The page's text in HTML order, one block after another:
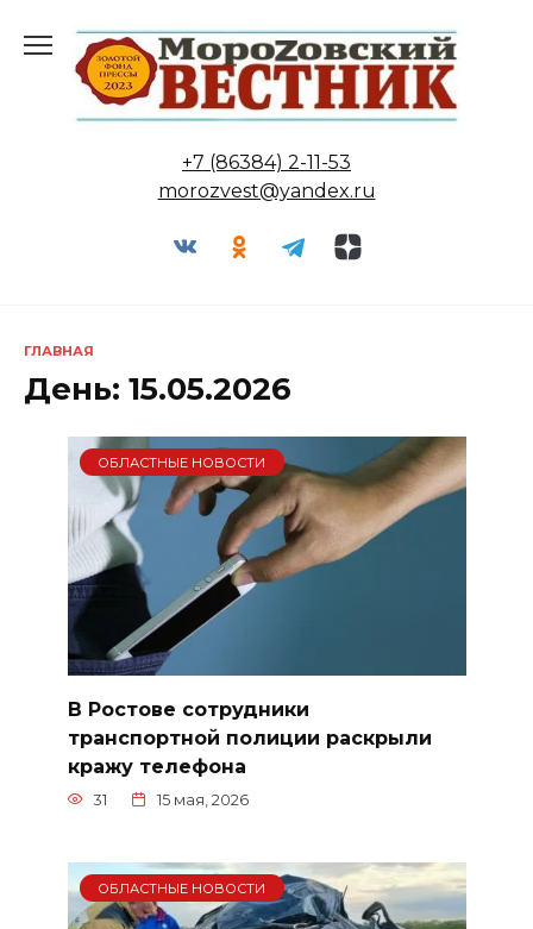
содержанию
+7 (86384) 2-11-53
morozvest@yandex.ru
ГЛАВНАЯ
День: 15.05.2026
ОБЛАСТНЫЕ НОВОСТИ
В Ростове сотрудники
транспортной полиции раскрыли
кражу телефона
31 15 мая, 2026
ОБЛАСТНЫЕ НОВОСТИ